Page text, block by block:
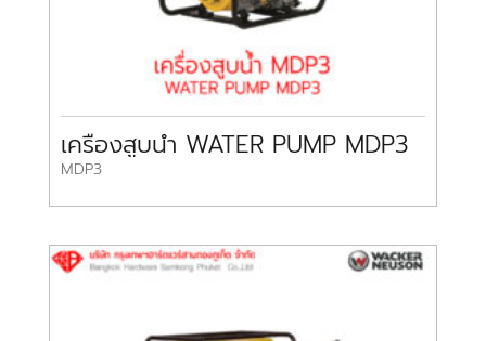
เครื่องสูบน้ำ WATER PUMP MDP3
MDP3